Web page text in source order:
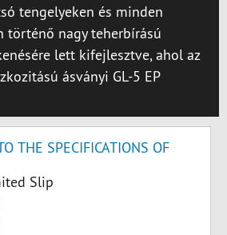
tengelyeken és minden
történő nagy teherbírású
lett kifejlesztve, ahol az
ásványi GL-5 EP
THE SPECIFICATIONS OF
Slip